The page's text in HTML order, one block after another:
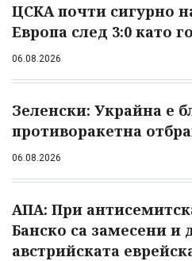
ЦСКА почти сигурно
Европа след 3:0 като
06.08.2026
Зеленски: Украйна е
противоракетна
06.08.2026
АПА: При
Банско са замесени и
австрийската